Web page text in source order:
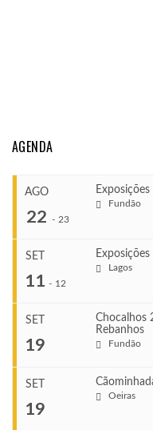
AGENDA
AGO
22 - 23
Fundão
Ago 22, 2026
Ago 23, 2026
VENUE
SET
11 - 12
Lagos
Set 11, 2026
SET
19
Chocalhos
Rebanhos
Fundão
SET
19
Oeiras